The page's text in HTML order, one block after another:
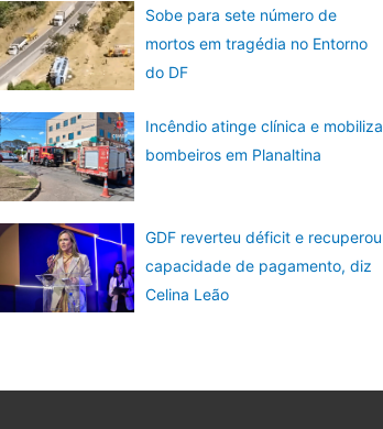
Sobe para sete número de
mortos em tragédia no Entorno
do DF
Incêndio atinge clínica e mobiliza
bombeiros em Planaltina
GDF reverteu déficit e recuperou
capacidade de pagamento, diz
Celina Leão